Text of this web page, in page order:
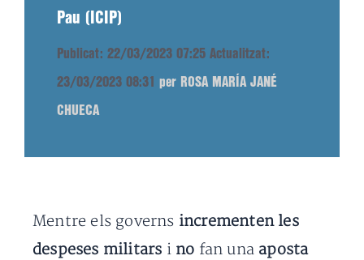
Pau (ICIP)
Publicat: 22/03/2023 07:25 Actualitzat:
23/03/2023 08:31 per ROSA MARÍA JANÉ
CHUECA
Mentre els governs incrementen les
despeses militars i no fan una aposta